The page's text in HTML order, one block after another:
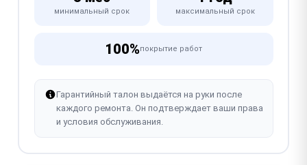
минимальный срок максимальный срок
100%покрытие работ
Гарантийный талон выдаётся на руки после
каждого ремонта. Он подтверждает ваши права
и условия обслуживания.